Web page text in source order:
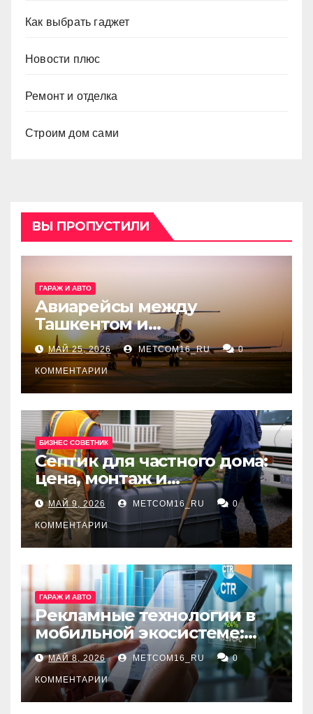
Как выбрать гаджет
Новости плюс
Ремонт и отделка
Строим дом сами
ВЫ ПРОПУСТИЛИ
ГАРАЖ И АВТО
Авиарейсы между
Ташкентом и
Екатеринбургом
МАЙ 25, 2026 METCOM16_RU 0
КОММЕНТАРИИ
БИЗНЕС СОВЕТНИК
Септик для частного дома:
цена, монтаж и
организация автономной
канализации
МАЙ 9, 2026 METCOM16_RU 0
КОММЕНТАРИИ
ГАРАЖ И АВТО
Рекламные технологии в
мобильной экосистеме:
ключевые сервисы и
принципы работы
МАЙ 8, 2026 METCOM16_RU 0
КОММЕНТАРИИ